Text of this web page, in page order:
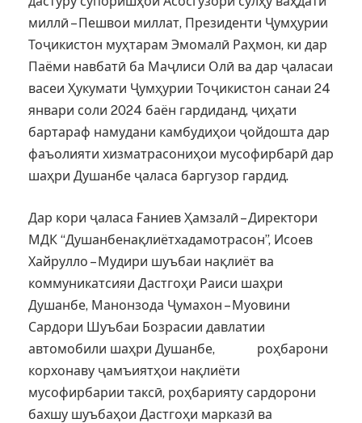
миллӣ – Пешвои миллат, Президенти Ҷумҳурии
Тоҷикистон муҳтарам Эмомалӣ Раҳмон, ки дар
Паёми навбатӣ ба Маҷлиси Олӣ ва дар ҷаласаи
васеи Ҳукумати Ҷумҳурии Тоҷикистон санаи 24
январи соли 2024 баён гардиданд, ҷиҳати
бартараф намудани камбудиҳои ҷойдошта дар
фаъолияти хизматрасониҳои мусофирбарӣ дар
шаҳри Душанбе ҷаласа баргузор гардид.
Дар кори ҷаласа Ғаниев Ҳамзалӣ – Директори
МДК “Душанбенақлиётхадамотрасон”, Исоев
Хайрулло – Мудири шуъбаи нақлиёт ва
коммуникатсияи Дастгоҳи Раиси шаҳри
Душанбе, Манонзода Ҷумахон – Муовини
Сардори Шуъбаи Бозрасии давлатии
автомобили шаҳри Душанбе, роҳбарони
корхонаву ҷамъиятҳои нақлиёти
мусофирбарии таксӣ, роҳбарияту сардорони
бахшу шуъбаҳои Дастгоҳи марказӣ ва